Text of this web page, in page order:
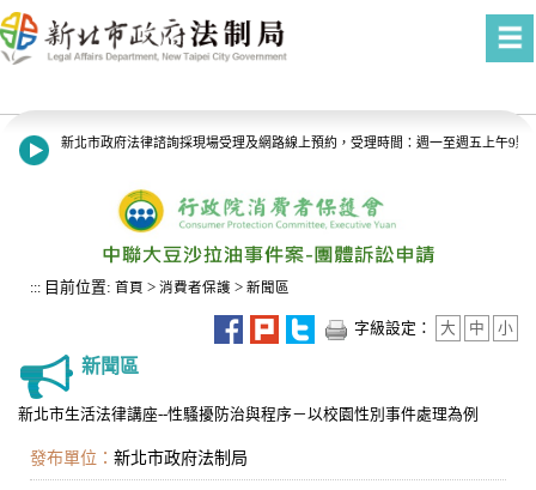
進入內容區塊
新北市政府法律諮詢採現場受理及網路線上預約，受理時間：週一至週五上午9
::: 目前位置: 首頁 > 消費者保護 > 新聞區
字級設定： 大 中 小
新聞區
新北市生活法律講座--性騷擾防治與程序－以校園性別事件處理為例
發布單位： 新北市政府法制局